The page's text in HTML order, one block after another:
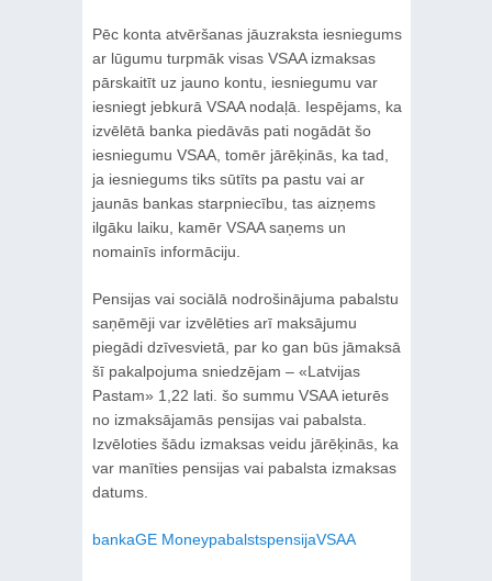
Pēc konta atvēršanas jāuzraksta iesniegums
ar lūgumu turpmāk visas VSAA izmaksas
pārskaitīt uz jauno kontu, iesniegumu var
iesniegt jebkurā VSAA nodaļā. Iespējams, ka
izvēlētā banka piedāvās pati nogādāt šo
iesniegumu VSAA, tomēr jārēķinās, ka tad,
ja iesniegums tiks sūtīts pa pastu vai ar
jaunās bankas starpniecību, tas aizņems
ilgāku laiku, kamēr VSAA saņems un
nomainīs informāciju.
Pensijas vai sociālā nodrošinājuma pabalstu
saņēmēji var izvēlēties arī maksājumu
piegādi dzīvesvietā, par ko gan būs jāmaksā
šī pakalpojuma sniedzējam – «Latvijas
Pastam» 1,22 lati. šo summu VSAA ieturēs
no izmaksājamās pensijas vai pabalsta.
Izvēloties šādu izmaksas veidu jārēķinās, ka
var manīties pensijas vai pabalsta izmaksas
datums.
bankaGE MoneypabalstspensijaVSAA